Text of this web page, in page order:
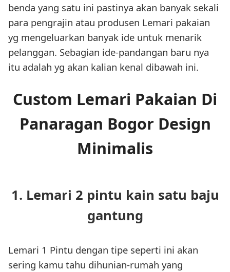
benda yang satu ini pastinya akan banyak sekali
para pengrajin atau produsen Lemari pakaian
yg mengeluarkan banyak ide untuk menarik
pelanggan. Sebagian ide-pandangan baru nya
itu adalah yg akan kalian kenal dibawah ini.
Custom Lemari Pakaian Di
Panaragan Bogor Design
Minimalis
1. Lemari 2 pintu kain satu baju
gantung
Lemari 1 Pintu dengan tipe seperti ini akan
sering kamu tahu dihunian-rumah yang